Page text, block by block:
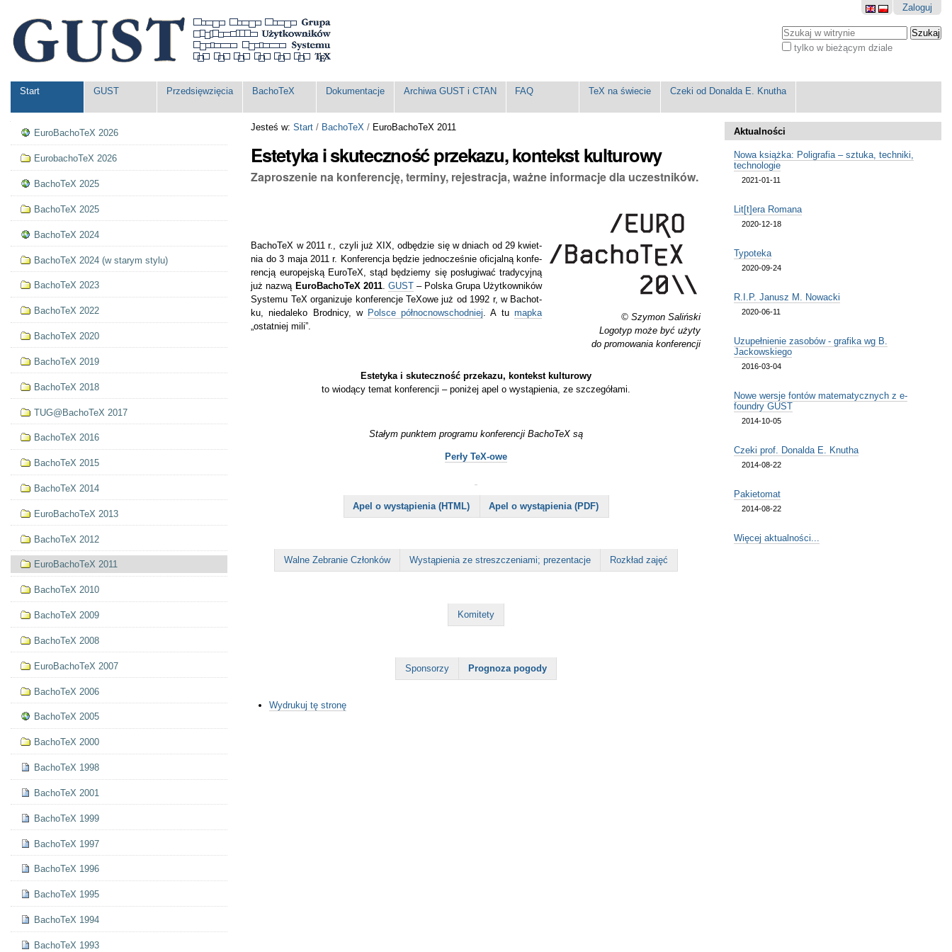
skróty
do
treści.
Przejdź
do
osobiste
Zaloguj
Szukaj
tylko w bieżącym dziale
Navigation
Start GUST Przedsięwzięcia BachoTeX Dokumentacje Archiwa GUST i CTAN FAQ TeX na świecie Czeki od Donalda E. Knutha
Jesteś w: Start / BachoTeX / EuroBachoTeX 2011
Estetyka i skuteczność przekazu, kontekst kulturowy
Zaproszenie na konferencję, terminy, rejestracja, ważne informacje dla uczestników.
Ba­cho­TeX w 2011 r., czy­li już XIX, od­bę­dzie się w dniach od 29 kwiet­
nia do 3 ma­ja 2011 r. Kon­fe­ren­cja bę­dzie jed­no­cześ­nie ofic­jal­ną kon­fe­
ren­cją euro­pejską Euro­TeX, stąd bę­dzie­my się po­słu­gi­wać tra­dy­cyj­ną
już naz­wą Euro­Bacho­TeX 2011. GUST– Pol­ska Gru­pa Użyt­ko­wni­ków
Sys­te­mu TeX orga­ni­zu­je kon­fe­ren­cje TeX­owe już od 1992 r, w Ba­chot­
ku, nie­da­le­ko Brod­ni­cy, w Polsce północno­wschodniej . A tumap­ka
„os­tat­niej mi­li”.
© Szymon Saliński
Logotyp może być użyty
do promowania konferencji
Estetyka i skuteczność przekazu, kontekst kulturowy
to wiodący te­ma­t kon­fe­ren­cji – poniżej apel o wys­tą­pie­nia, ze szcze­gó­łami.
Stałym punktem programu konferencji BachoTeX są
Perły TeX-owe
Apel o wystąpienia (HTML) Apel o wystąpienia (PDF)
Walne Zebranie Członków Wystąpienia ze streszczeniami; prezentacje Rozkład zajęć
Komitety
Sponsorzy Prognoza pogody
Dokumentu
Wydrukuj tę stronę
Nawigacja
EuroBachoTeX 2026
EurobachoTeX 2026
BachoTeX 2025
BachoTeX 2025
BachoTeX 2024
BachoTeX 2024 (w starym stylu)
BachoTeX 2023
BachoTeX 2022
BachoTeX 2020
BachoTeX 2019
BachoTeX 2018
TUG@BachoTeX 2017
BachoTeX 2016
BachoTeX 2015
BachoTeX 2014
EuroBachoTeX 2013
BachoTeX 2012
EuroBachoTeX 2011
BachoTeX 2010
BachoTeX 2009
BachoTeX 2008
EuroBachoTeX 2007
BachoTeX 2006
BachoTeX 2005
BachoTeX 2000
BachoTeX 1998
BachoTeX 2001
BachoTeX 1999
BachoTeX 1997
BachoTeX 1996
BachoTeX 1995
BachoTeX 1994
BachoTeX 1993
Aktualności
Nowa książka: Poligrafia – sztuka, techniki,
technologie
2021-01-11
Lit[t]era Romana
2020-12-18
Typoteka
2020-09-24
R.I.P. Janusz M. Nowacki
2020-06-11
Uzupełnienie zasobów - grafika wg B.
Jackowskiego
2016-03-04
Nowe wersje fontów matematycznych z e-
foundry GUST
2014-10-05
Czeki prof. Donalda E. Knutha
2014-08-22
Pakietomat
2014-08-22
Więcej aktualności...